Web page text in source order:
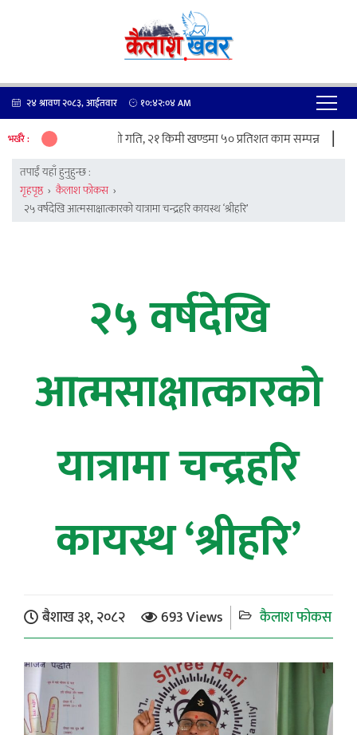
२४ श्रावण २०८३, आईतवार १०:४२:०४AM
भर्खरै : स्तरोन्नतिले लियो गति, २१ किमी खण्डमा ५० प्रतिशत काम सम्पन्न |
तपाईं यहाँ हुनुहुन्छ :
गृहपृष्ठ › कैलाश फोकस ›
२५ वर्षदेखि आत्मसाक्षात्कारको यात्रामा चन्द्रहरि कायस्थ ‘श्रीहरि’
२५ वर्षदेखि
आत्मसाक्षात्कारको
यात्रामा चन्द्रहरि
कायस्थ ‘श्रीहरि’
बैशाख ३१, २०८२ 693 Views कैलाश फोकस